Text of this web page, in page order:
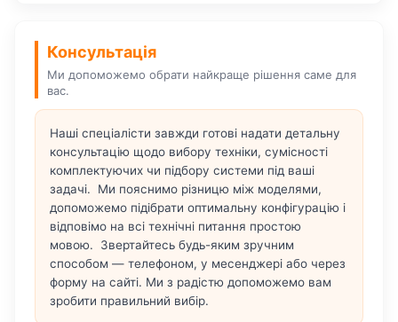
Консультація
Ми допоможемо обрати найкраще рішення саме для
вас.
Наші спеціалісти завжди готові надати детальну
консультацію щодо вибору техніки, сумісності
комплектуючих чи підбору системи під ваші
задачі. Ми пояснимо різницю між моделями,
допоможемо підібрати оптимальну конфігурацію і
відповімо на всі технічні питання простою
мовою. Звертайтесь будь-яким зручним
способом — телефоном, у месенджері або через
форму на сайті. Ми з радістю допоможемо вам
зробити правильний вибір.